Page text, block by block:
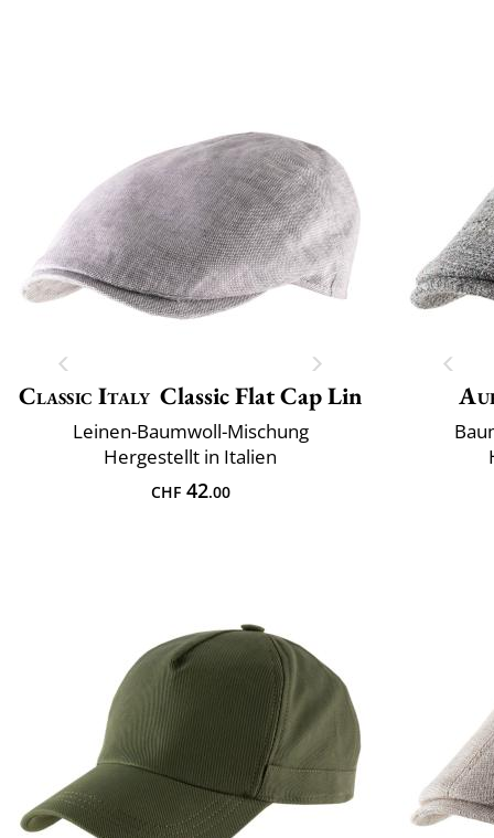
Classic Italy Classic Flat Cap Lin
Leinen-Baumwoll-Mischung
Hergestellt in Italien
CHF42.00